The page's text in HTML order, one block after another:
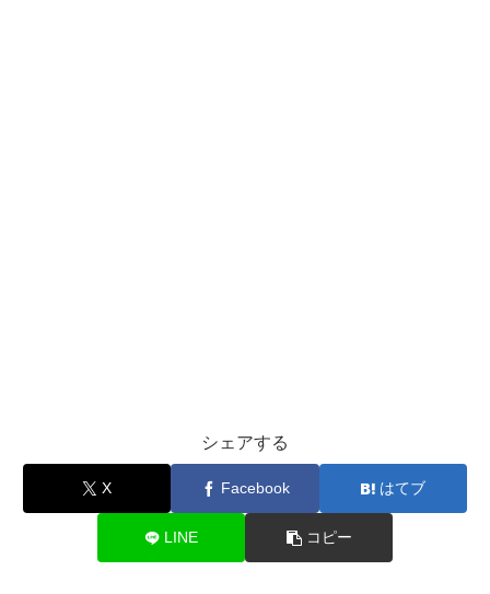
シェアする
X Facebook はてブ
LINE コピー